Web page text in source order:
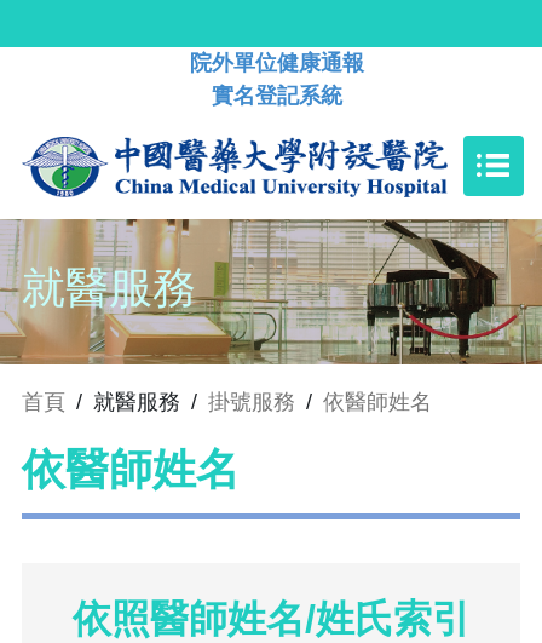
院外單位健康通報
實名登記系統
就醫服務
首頁 / 就醫服務 / 掛號服務 / 依醫師姓名
依醫師姓名
依照醫師姓名/姓氏索引